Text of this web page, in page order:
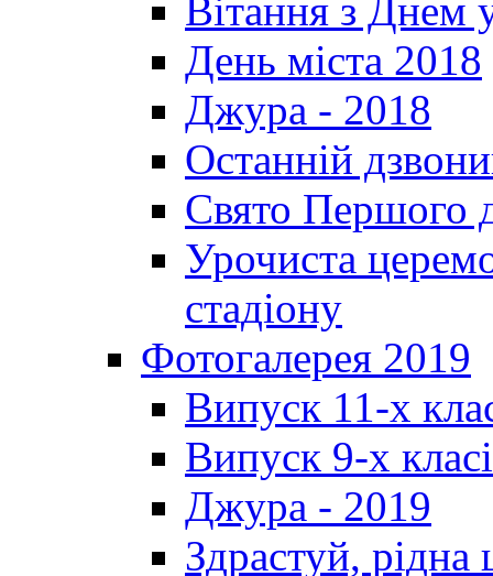
Вітання з Днем
День міста 2018
Джура - 2018
Останній
Свято Першого
Урочиста
стадіону
Фотогалерея 2019
Випуск 11-х
Випуск 9-х
Джура - 2019
Здрастуй,